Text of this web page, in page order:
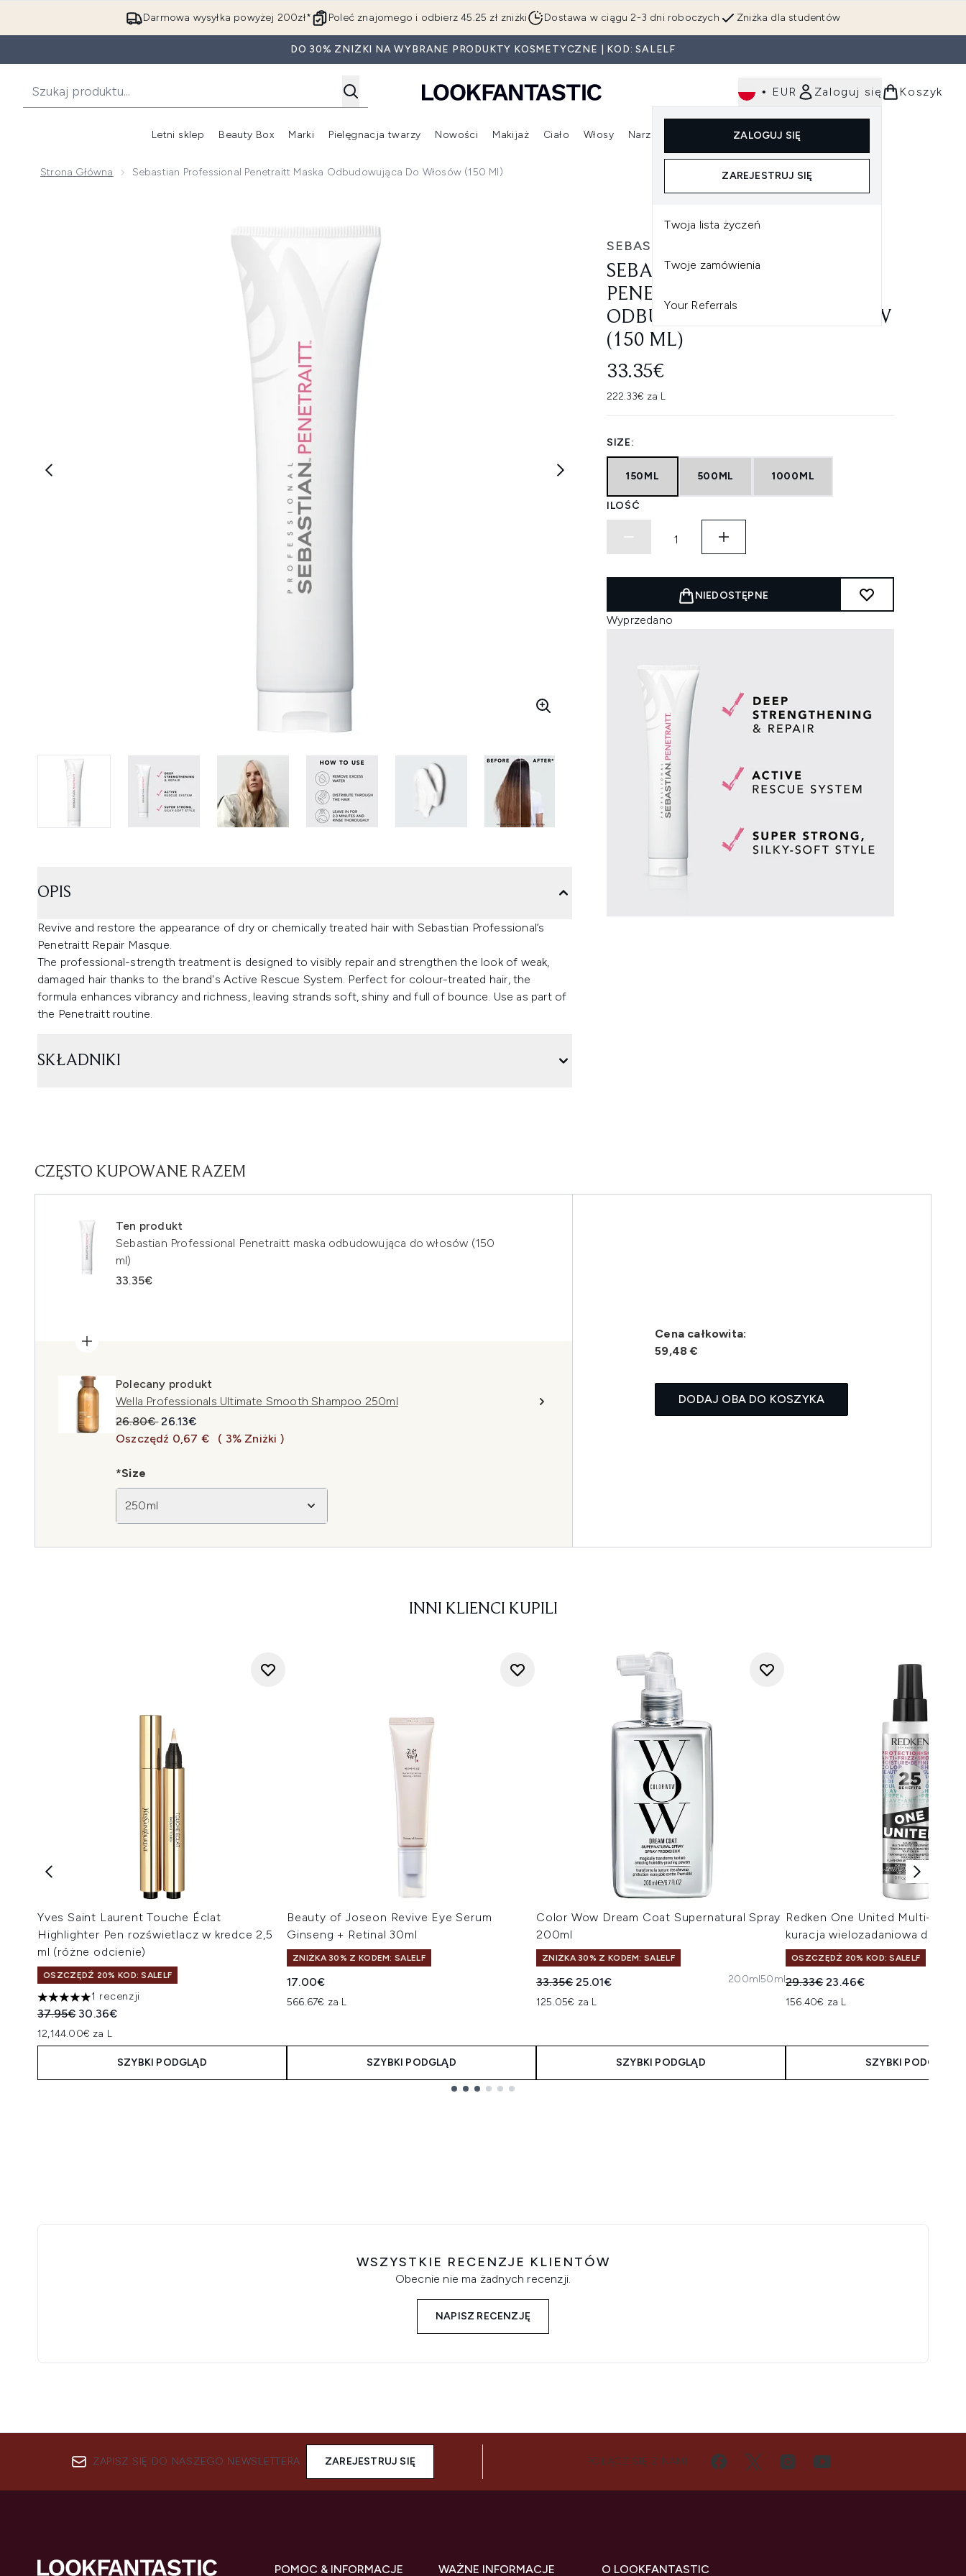
Przejdź do głównej treści
Darmowa wysyłka powyżej 200zł* Zniżka dla studentów
Poleć znajomego i odbierz 45.25 zł zniżki Dostawa w ciągu 2-3 dni roboczych
DO 30% ZNIŻKI NA WYBRANE PRODUKTY KOSMETYCZNE | KOD: SALELF
• EUR Zaloguj się
ZALOGUJ SIĘ
ZAREJESTRUJ SIĘ
Twoja lista życzeń
Twoje zamówienia
Your Referrals
Koszyk
Letni sklep Beauty Box
Wejdź do podmenu (Beauty Box)
Marki
Wejdź do podmenu (Marki)
Pielęgnacja twarzy
Wejdź do podmenu (Pielęgnacja twarzy)
Nowości
Wejdź do podmenu (Nowości)
Makijaż
Wejdź do podmenu (Makijaż)
Ciało Włosy
Wejdź do podmenu (Włosy)
Narzędzia
Wejdź do podmenu (Narzędzia)
Dla mężczyzn
Strona Główna Sebastian Professional Penetraitt Maska Odbudowująca Do Włosów (150 Ml)
SEBASTIAN PROFESSIONAL
SEBASTIAN PROFESSIONAL
PENETRAITT MASKA
ODBUDOWUJĄCA DO WŁOSÓW
(150 ML)
33.35€
222.33€ za L
SIZE:
150ML 500ML 1000ML
ILOŚĆ
NIEDOSTĘPNE
Wyprzedano
OPIS
Revive and restore the appearance of dry or chemically treated hair with Sebastian Professional’s
Penetraitt Repair Masque.
The professional-strength treatment is designed to visibly repair and strengthen the look of weak,
damaged hair thanks to the brand's Active Rescue System. Perfect for colour-treated hair, the
formula enhances vibrancy and richness, leaving strands soft, shiny and full of bounce. Use as part of
the Penetraitt routine.
SKŁADNIKI
CZĘSTO KUPOWANE RAZEM
Ten produkt
Sebastian Professional Penetraitt maska odbudowująca do włosów (150
ml)
33.35€
Polecany produkt
Wella Professionals Ultimate Smooth Shampoo 250ml
Sugerowana cena detaliczna:
26.80€Aktualna cena:
26.13€
Oszczędź 0,67 €
( 3% Zniżki )
*Size
250ml
Cena całkowita:
59,48 €
DODAJ OBA DO KOSZYKA
INNI KLIENCI KUPILI
Yves Saint Laurent Touche Éclat
Highlighter Pen rozświetlacz w kredce 2,5
ml (różne odcienie)
OSZCZĘDŹ 20% KOD: SALELF
5 gwiazdek na maksymalnie 5
1 recenzji
Sugerowana cena detaliczna:
37.95€ Aktualna cena:
30.36€
12,144.00€ za L
SZYBKI PODGLĄD
Beauty of Joseon Revive Eye Serum
Ginseng + Retinal 30ml
ZNIŻKA 30% Z KODEM: SALELF
17.00€
566.67€ za L
SZYBKI PODGLĄD
Color Wow Dream Coat Supernatural Spray
200ml
ZNIŻKA 30% Z KODEM: SALELF
Sugerowana cena detaliczna:
33.35€Aktualna cena:
25.01€
125.05€ za L
200ml50ml
SZYBKI PODGLĄD
Redken One United Multi-
kuracja wielozadaniowa do
OSZCZĘDŹ 20% KOD: SALELF
Sugerowana cena detaliczna:
29.33€Aktualna cena:
23.46€
156.40€ za L
SZYBKI PODGLĄD
WSZYSTKIE RECENZJE KLIENTÓW
Obecnie nie ma żadnych recenzji.
NAPISZ RECENZJĘ
ZAPISZ SIĘ DO NASZEGO NEWSLETTERA ZAREJESTRUJ SIĘ POŁĄCZ SIĘ Z NAMI
POMOC & INFORMACJE WAŻNE INFORMACJE O LOOKFANTASTIC